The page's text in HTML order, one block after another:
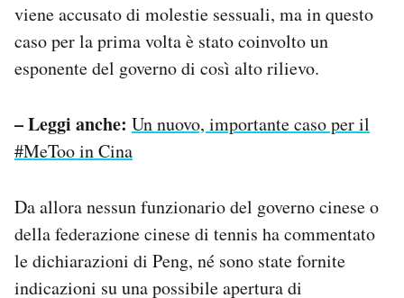
viene accusato di molestie sessuali, ma in questo
caso per la prima volta è stato coinvolto un
esponente del governo di così alto rilievo.
– Leggi anche: Un nuovo, importante caso per il
#MeToo in Cina
Da allora nessun funzionario del governo cinese o
della federazione cinese di tennis ha commentato
le dichiarazioni di Peng, né sono state fornite
indicazioni su una possibile apertura di